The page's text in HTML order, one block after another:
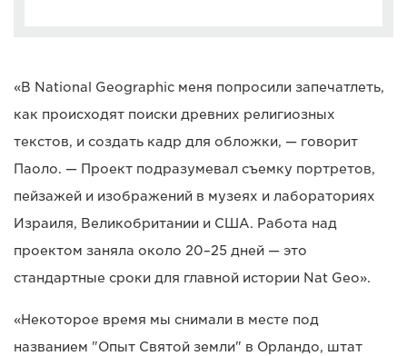
«В National Geographic меня попросили запечатлеть,
как происходят поиски древних религиозных
текстов, и создать кадр для обложки, — говорит
Паоло. — Проект подразумевал съемку портретов,
пейзажей и изображений в музеях и лабораториях
Израиля, Великобритании и США. Работа над
проектом заняла около 20–25 дней — это
стандартные сроки для главной истории Nat Geo».
«Некоторое время мы снимали в месте под
названием "Опыт Святой земли" в Орландо, штат